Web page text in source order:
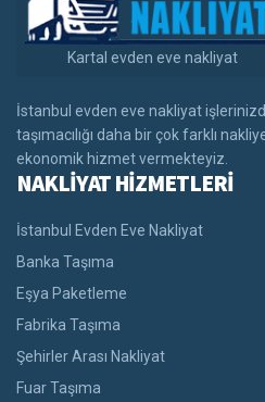
Kartal evden eve nakliyat
İstanbul evden eve nakliyat
taşımacılığı daha bir çok farklı
ekonomik hizmet vermekteyiz.
NAKLİYAT HİZMETLERİ
İstanbul Evden Eve Nakliyat
Banka Taşıma
Eşya Paketleme
Fabrika Taşıma
Şehirler Arası Nakliyat
Fuar Taşıma